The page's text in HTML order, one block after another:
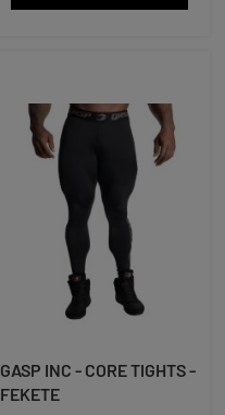
GASP INC - CORE TIGHTS -
FEKETE